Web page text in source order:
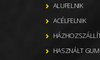
ALUFELNIK
ACÉLFELNIK
HASZNÁLT